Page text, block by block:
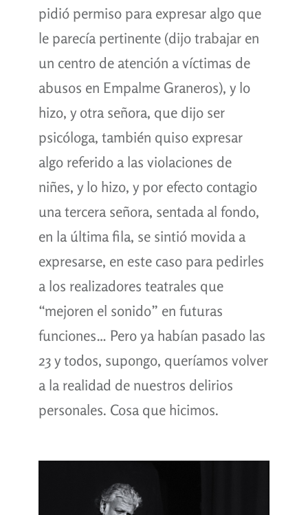
pidió permiso para expresar algo que
le parecía pertinente (dijo trabajar en
un centro de atención a víctimas de
abusos en Empalme Graneros), y lo
hizo, y otra señora, que dijo ser
psicóloga, también quiso expresar
algo referido a las violaciones de
niñes, y lo hizo, y por efecto contagio
una tercera señora, sentada al fondo,
en la última fila, se sintió movida a
expresarse, en este caso para pedirles
a los realizadores teatrales que
“mejoren el sonido” en futuras
funciones… Pero ya habían pasado las
23 y todos, supongo, queríamos volver
a la realidad de nuestros delirios
personales. Cosa que hicimos.